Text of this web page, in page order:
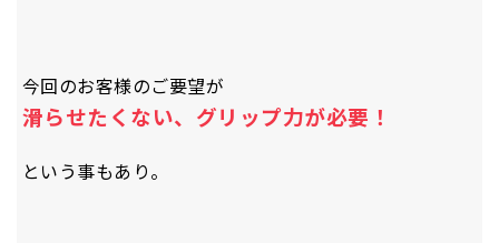
今回のお客様のご要望が
滑らせたくない、グリップ力が必要！
という事もあり。